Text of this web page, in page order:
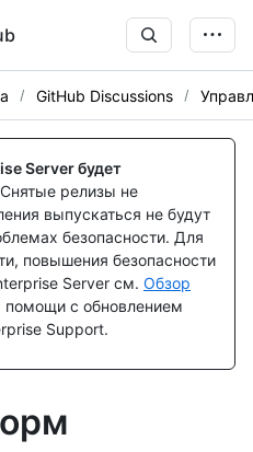
GitHub Discussions
Server будет
Снятые релизы не
выпускаться не будут
безопасности. Для
повышения безопасности
Server см. Обзор
помощи с обновлением
Support.